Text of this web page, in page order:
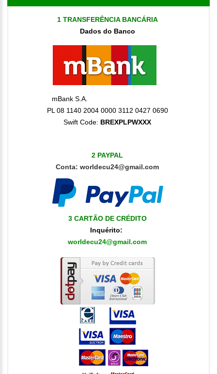
1 TRANSFERÊNCIA BANCÁRIA
Dados do Banco
mBank S.A.
PL 08 1140 2004 0000 3112 0427 0690
Swift Code: BREXPLPWXXX
2 PAYPAL
Conta: worldecu24@gmail.com
3 CARTÃO DE CRÉDITO
Inquérito:
worldecu24@gmail.com